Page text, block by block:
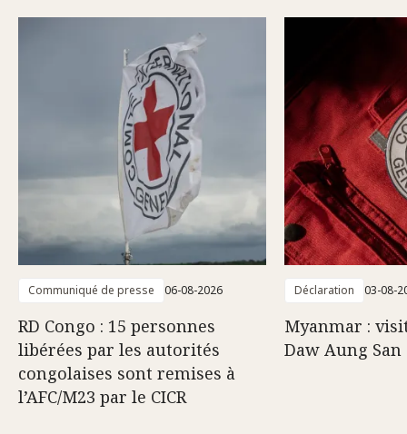
Communiqué de presse 06-08-2026
RD Congo : 15 personnes
libérées par les autorités
congolaises sont remises à
l’AFC/M23 par le CICR
Déclaration 03-08-
Myanmar :
Daw Aung San